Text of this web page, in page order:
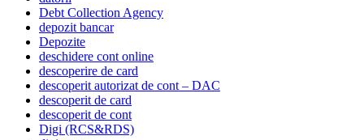
Debt Collection Agency
depozit bancar
Depozite
deschidere cont online
descoperire de card
descoperit autorizat de cont – DAC
descoperit de card
descoperit de cont
Digi (RCS&RDS)